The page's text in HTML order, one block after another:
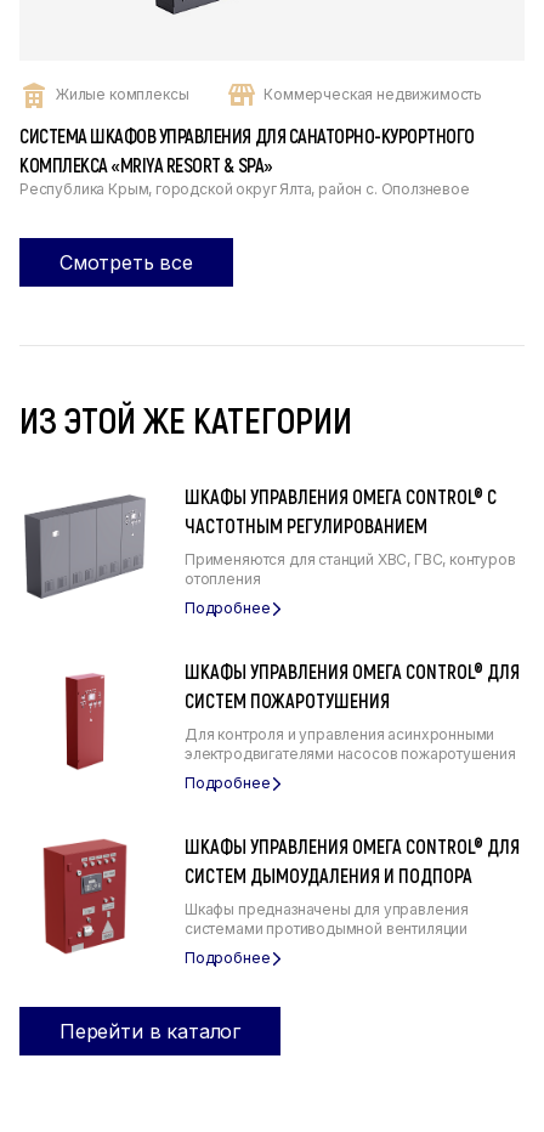
Жилые комплексы Коммерческая недвижимость
СИСТЕМА ШКАФОВ УПРАВЛЕНИЯ ДЛЯ САНАТОРНО-КУРОРТНОГО
КОМПЛЕКСА «MRIYA RESORT & SPA»
Республика Крым, городской округ Ялта, район с. Оползневое
Смотреть все
ИЗ ЭТОЙ ЖЕ КАТЕГОРИИ
ШКАФЫ УПРАВЛЕНИЯ ОМЕГА CONTROL® С
ЧАСТОТНЫМ РЕГУЛИРОВАНИЕМ
Применяются для станций ХВС, ГВС, контуров
отопления
ШКАФЫ УПРАВЛЕНИЯ ОМЕГА CONTROL® ДЛЯ
СИСТЕМ ПОЖАРОТУШЕНИЯ
Для контроля и управления асинхронными
электродвигателями насосов пожаротушения
ШКАФЫ УПРАВЛЕНИЯ ОМЕГА CONTROL® ДЛЯ
СИСТЕМ ДЫМОУДАЛЕНИЯ И ПОДПОРА
Шкафы предназначены для управления
системами противодымной вентиляции
Перейти в каталог